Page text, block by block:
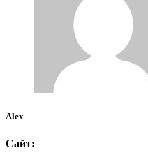
Alex
Сайт: